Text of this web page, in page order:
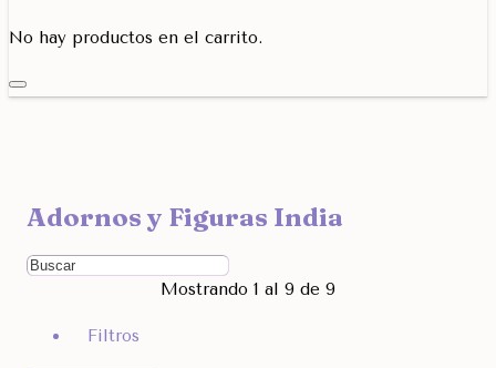
No hay productos en el carrito.
Filtra por Marcas
Ordenar Por
Adornos y Figuras India
Mostrando 1 al 9 de 9
Filtros